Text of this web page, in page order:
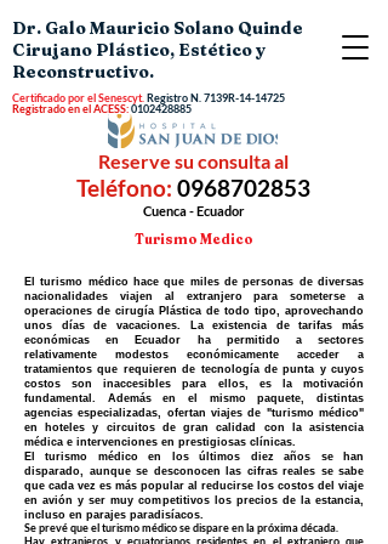
Dr. Galo Mauricio Solano Quinde
Cirujano Plástico, Estético y
Reconstructivo.
Certificado por el Senescyt. Registro N. 7139R-14-14725
Registrado en el ACESS:0102428885
Reserve su consulta al
Teléfono: 0968702853
Cuenca - Ecuador
Turismo Medico
El turismo médico hace que miles de personas de diversas
nacionalidades viajen al extranjero para someterse a
operaciones de cirugía Plástica de todo tipo, aprovechando
unos días de vacaciones. La existencia de tarifas más
económicas en Ecuador ha permitido a sectores
relativamente modestos económicamente acceder a
tratamientos que requieren de tecnología de punta y cuyos
costos son inaccesibles para ellos, es la motivación
fundamental. Además en el mismo paquete, distintas
agencias especializadas, ofertan viajes de "turismo médico"
en hoteles y circuitos de gran calidad con la asistencia
médica e intervenciones en prestigiosas clínicas.
El turismo médico en los últimos diez años se han
disparado, aunque se desconocen las cifras reales se sabe
que cada vez es más popular al reducirse los costos del viaje
en avión y ser muy competitivos los precios de la estancia,
incluso en parajes paradisíacos.
Se prevé que el turismo médico se dispare en la próxima década.
Hay extranjeros y ecuatorianos residentes en el extranjero que